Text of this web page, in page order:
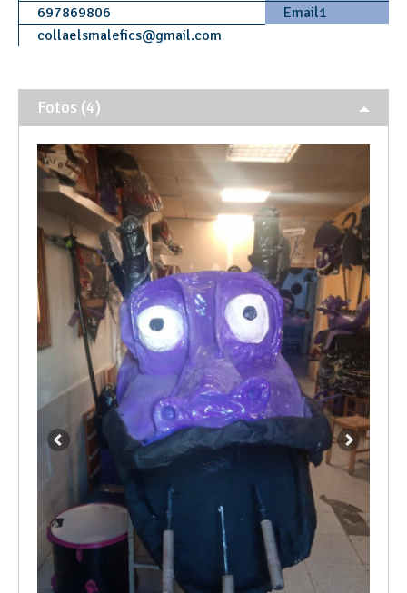
697869806
Email1
collaelsmalefics@gmail.com
Fotos (4)